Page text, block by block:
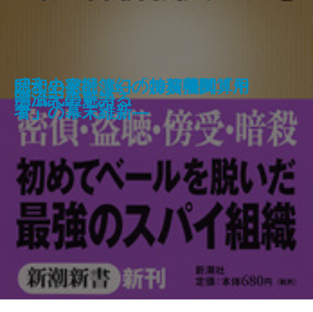
日露戦争―もうひとつの「物語」
―
麻布中学と江原素六
高島易断を創った男
昭和史発掘 幻の特務機関「ヤ
マ」
明治天皇を語る
漂流記の魅力
武士の家計簿―「加賀藩御算用
者」の幕末維新―